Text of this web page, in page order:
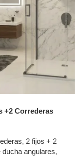
+2 Correderas
, 2 fijos + 2
angulares,